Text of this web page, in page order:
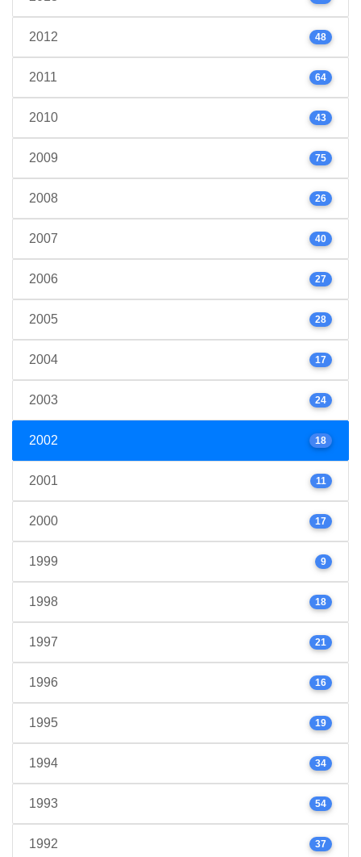
2012 48
2011 64
2010 43
2009 75
2008 26
2007 40
2006 27
2005 28
2004 17
2003 24
2002 18
2001 11
2000 17
1999 9
1998 18
1997 21
1996 16
1995 19
1994 34
1993 54
1992 37